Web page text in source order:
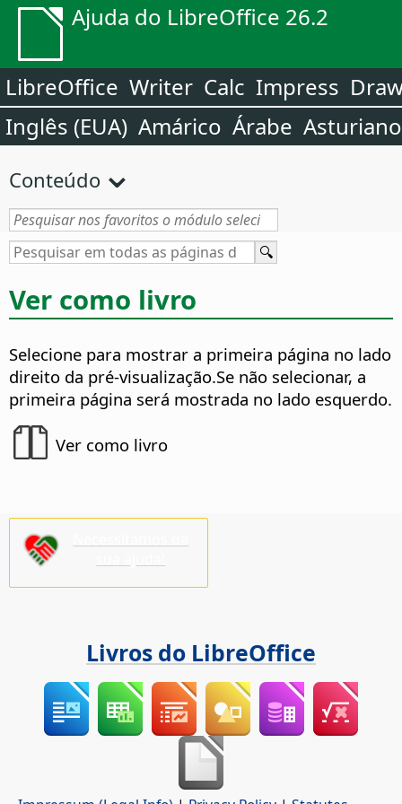
Ajuda do LibreOffice 26.2
LibreOffice Writer Calc Impress
Inglês (EUA) Amárico Árabe Asturiano
Conteúdo
Ver como livro
Selecione para mostrar a primeira página no lado
direito da pré-visualização.Se não selecionar, a
primeira página será mostrada no lado esquerdo.
Ver como livro
Livros do LibreOffice